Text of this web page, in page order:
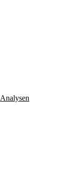
Analysen